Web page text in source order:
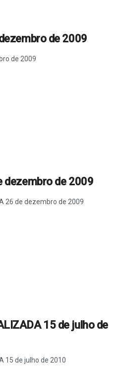
de 2009
de 2009
dezembro de 2009
26 de dezembro de 2009
15 de julho de
15 de julho de 2010